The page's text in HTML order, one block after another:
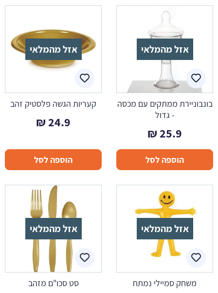
אזל מהמלאי
בונבוניירת ממתקים עם מכסה
- גדול
25.9
₪
הוספה לסל
אזל מהמלאי
קעריות הגשה פלסטיק זהב
24.9
₪
הוספה לסל
אזל מהמלאי
משחק סמיילי נמתח
אזל מהמלאי
סט סכו"ם מזהב